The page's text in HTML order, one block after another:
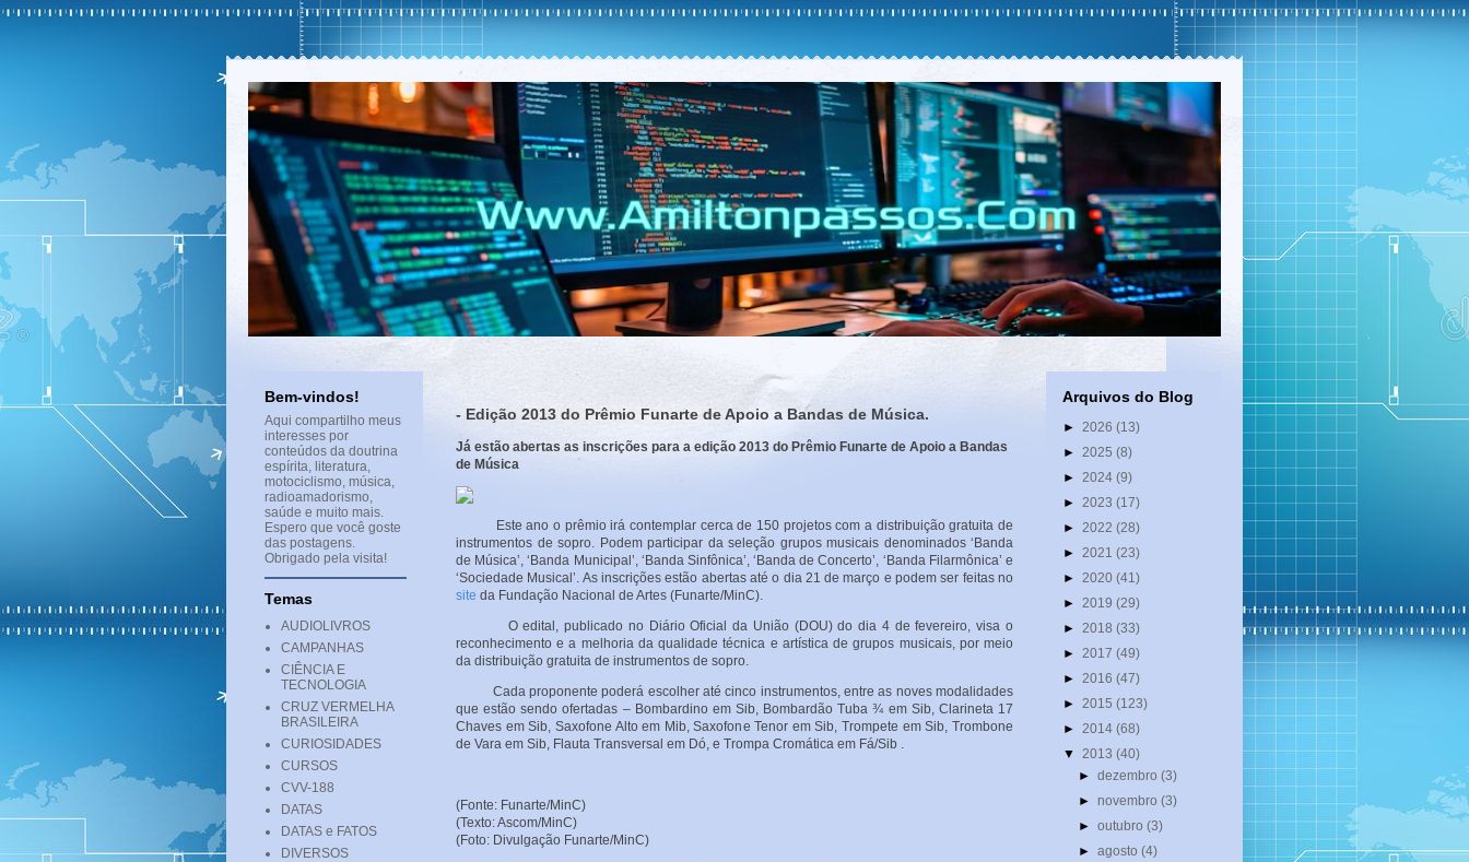
- Edição 2013 do Prêmio Funarte de Apoio a Bandas de Música.
Já estão abertas as inscrições para a edição 2013 do Prêmio Funarte de Apoio a Bandas
de Música
Este ano o prêmio irá contemplar cerca de 150 projetos com a distribuição gratuita de
instrumentos de sopro. Podem participar da seleção grupos musicais denominados ‘Banda
de Música’, ‘Banda Municipal’, ‘Banda Sinfônica’, ‘Banda de Concerto’, ‘Banda Filarmônica’ e
‘Sociedade Musical’. As inscrições estão abertas até o dia 21 de março e podem ser feitas no
site da Fundação Nacional de Artes (Funarte/MinC).
O edital, publicado no Diário Oficial da União (DOU) do dia 4 de fevereiro, visa o
reconhecimento e a melhoria da qualidade técnica e artística de grupos musicais, por meio
da distribuição gratuita de instrumentos de sopro.
Cada proponente poderá escolher até cinco instrumentos, entre as noves modalidades
que estão sendo ofertadas – Bombardino em Sib, Bombardão Tuba ¾ em Sib, Clarineta 17
Chaves em Sib, Saxofone Alto em Mib, Saxofone Tenor em Sib, Trompete em Sib, Trombone
de Vara em Sib, Flauta Transversal em Dó, e Trompa Cromática em Fá/Sib .
(Fonte: Funarte/MinC)
(Texto: Ascom/MinC)
(Foto: Divulgação Funarte/MinC)
Bem-vindos!
Aqui compartilho meus
interesses por
conteúdos da doutrina
espírita, literatura,
motociclismo, música,
radioamadorismo,
saúde e muito mais.
Espero que você goste
das postagens.
Obrigado pela visita!
Temas
AUDIOLIVROS
CAMPANHAS
CIÊNCIA E
TECNOLOGIA
CRUZ VERMELHA
BRASILEIRA
CURIOSIDADES
CURSOS
CVV-188
DATAS
DATAS e FATOS
DIVERSOS
Arquivos do Blog
► 2026 (13)
► 2025 (8)
► 2024 (9)
► 2023 (17)
► 2022 (28)
► 2021 (23)
► 2020 (41)
► 2019 (29)
► 2018 (33)
► 2017 (49)
► 2016 (47)
► 2015 (123)
► 2014 (68)
▼ 2013 (40)
►dezembro(3)
►novembro(3)
►outubro(3)
►agosto(4)